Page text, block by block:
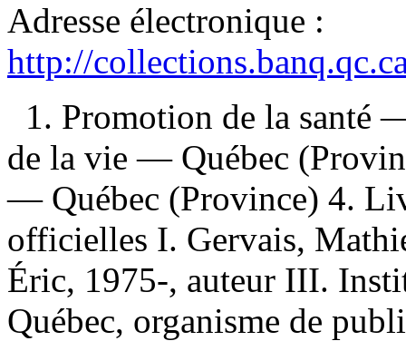
Adresse électronique :
http://
1. Promotion de la santé
de la vie — Québec
— Québec (Province) 4.
officielles I. Gervais,
Éric, 1975-, auteur III.
Québec, organisme de